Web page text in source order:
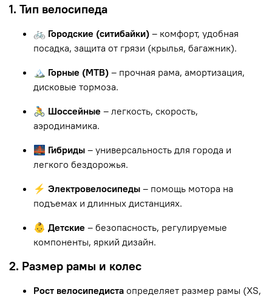
1. Тип велосипеда
🚲 Городские (ситибайки) – комфорт, удобная
посадка, защита от грязи (крылья, багажник).
🏔 Горные (MTB) – прочная рама, амортизация,
дисковые тормоза.
🚴 Шоссейные – легкость, скорость,
аэродинамика.
🌉 Гибриды – универсальность для города и
легкого бездорожья.
⚡ Электровелосипеды – помощь мотора на
подъемах и длинных дистанциях.
👶 Детские – безопасность, регулируемые
компоненты, яркий дизайн.
2. Размер рамы и колес
Рост велосипедиста определяет размер рамы (XS,